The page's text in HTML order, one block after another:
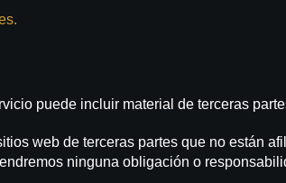
puede incluir material de terceras
web de terceras partes que no están
ninguna obligación o